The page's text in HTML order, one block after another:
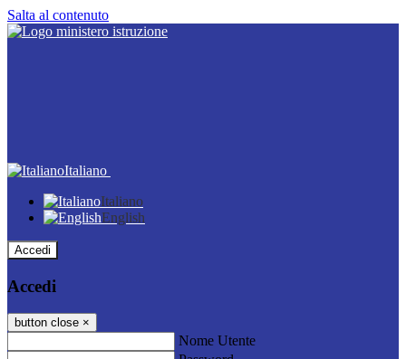
Salta al contenuto
Italiano
Italiano
English
Accedi
Accedi
button close ×
Nome Utente